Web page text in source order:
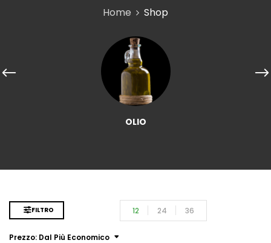
Home Shop
OLIO
FILTRO
Prezzo: Dal Più Economico
12 24 36